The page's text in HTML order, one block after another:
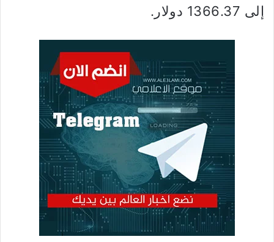
إلى 1366.37 دولار.